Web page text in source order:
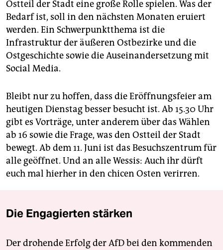
Ostteil der Stadt eine große Rolle spielen. Was der
Bedarf ist, soll in den nächsten Monaten eruiert
werden. Ein Schwerpunktthema ist die
Infrastruktur der äußeren Ostbezirke und die
Ostgeschichte sowie die Auseinandersetzung mit
Social Media.
Bleibt nur zu hoffen, dass die Eröffnungsfeier am
heutigen Dienstag besser besucht ist. Ab 15.30 Uhr
gibt es Vorträge, unter anderem über das Wählen
ab 16 sowie die Frage, was den Ostteil der Stadt
bewegt. Ab dem 11. Juni ist das Besuchszentrum für
alle geöffnet. Und an alle Wessis: Auch ihr dürft
euch mal hierher in den chicen Osten verirren.
Die Engagierten stärken
Der drohende Erfolg der AfD bei den kommenden